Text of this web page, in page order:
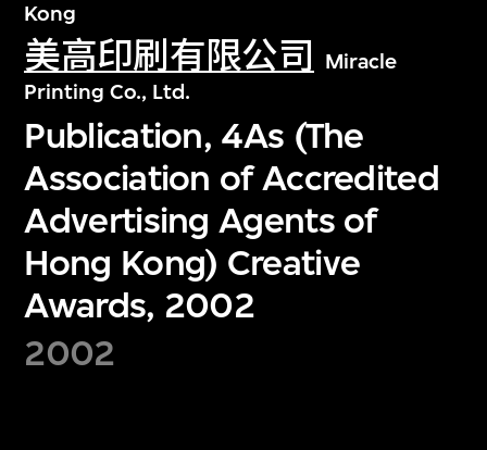
Kong
美高印刷有限公司
Miracle
Printing Co., Ltd.
Publication, 4As (The
Association of Accredited
Advertising Agents of
Hong Kong) Creative
Awards, 2002
2002